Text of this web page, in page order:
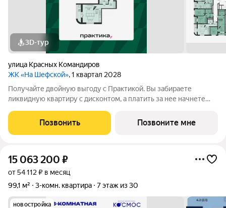
3D-тур
улица Красных Командиров
ЖК «На Шефской», 1 квартал 2028
Получайте двойную выгоду с Практикой. Вы забираете
ликвидную квартиру с дисконтом, а платить за нее начнете
легкого старта. Кол-во квартир со скидкой ограничен.
Успевайте забрать Ваш выгодный
Позвонить Позвоните мне
15 063 200 ₽
от 54 112 ₽ в месяц
99,1 м²
3-комн. квартира 7 этаж из 30
новостройка